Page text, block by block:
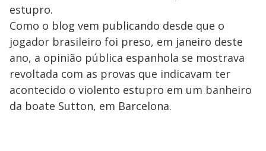
estupro.
Como o blog vem publicando desde que o
jogador brasileiro foi preso, em janeiro deste
ano, a opinião pública espanhola se mostrava
revoltada com as provas que indicavam ter
acontecido o violento estupro em um banheiro
da boate Sutton, em Barcelona.